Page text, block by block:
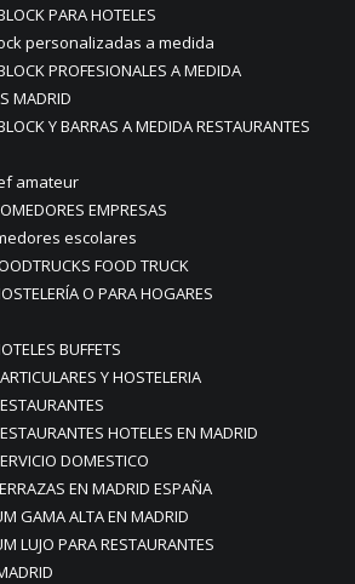
PARA HOTELES
personalizadas a medida
PROFESIONALES A MEDIDA
MADRID
Y BARRAS A MEDIDA RESTAURANTES
amateur
EMPRESAS
escolares
FOOD TRUCK
O PARA HOGARES
BUFFETS
Y HOSTELERIA
HOTELES EN MADRID
DOMESTICO
EN MADRID ESPAÑA
GAMA ALTA EN MADRID
LUJO PARA RESTAURANTES